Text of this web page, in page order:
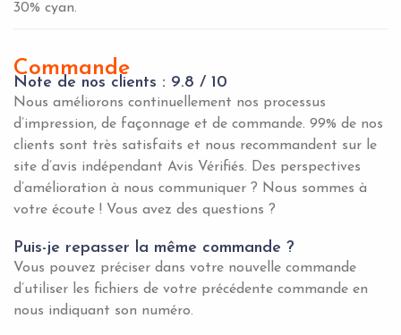
30% cyan.
Commande
Note de nos clients : 9.8 / 10
Nous améliorons continuellement nos processus
d’impression, de façonnage et de commande. 99% de nos
clients sont très satisfaits et nous recommandent sur le
site d’avis indépendant Avis Vérifiés. Des perspectives
d’amélioration à nous communiquer ? Nous sommes à
votre écoute ! Vous avez des questions ?
Puis-je repasser la même commande ?
Vous pouvez préciser dans votre nouvelle commande
d’utiliser les fichiers de votre précédente commande en
nous indiquant son numéro.